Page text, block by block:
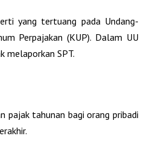
yang tertuang pada Undang-
Perpajakan (KUP). Dalam UU
melaporkan SPT.
pajak tahunan bagi orang pribadi